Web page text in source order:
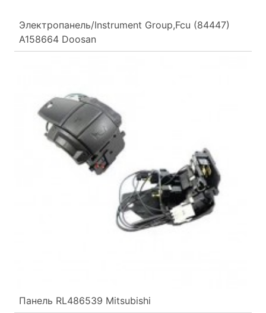
Электропанель/Instrument Group,Fcu (84447)
A158664 Doosan
Панель RL486539 Mitsubishi